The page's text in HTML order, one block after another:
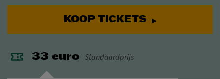
KOOP TICKETS
33 euro Standaardprijs